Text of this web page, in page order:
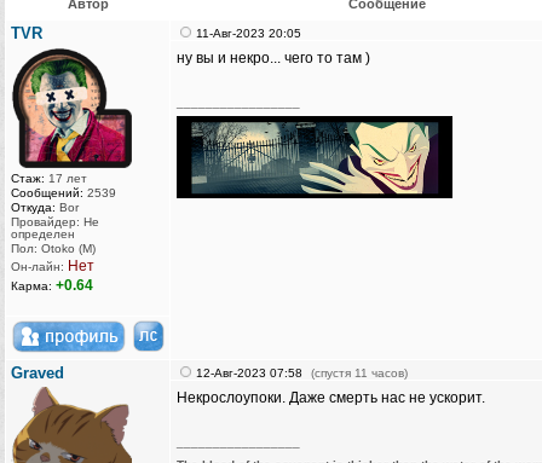
Автор Сообщение
TVR
Стаж: 17 лет
Сообщений: 2539
Откуда: Bor
Провайдер: Не
определен
Пол: Otoko (M)
Он-лайн: Нет
Карма: +0.64
11-Авг-2023 20:05
ну вы и некро... чего то там )
Graved 12-Авг-2023 07:58 (спустя 11 часов)
Некрослоупоки. Даже смерть нас не ускорит.